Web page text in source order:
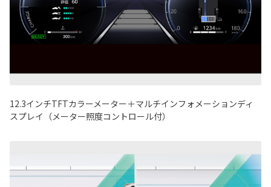
12.3インチTFTカラーメーター＋マルチインフォメーションディ
スプレイ（メーター照度コントロール付）